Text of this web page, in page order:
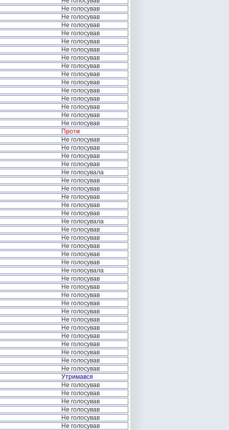
Не голосував
Не голосував
Не голосував
Не голосував
Не голосував
Не голосував
Не голосував
Не голосував
Не голосував
Не голосував
Не голосував
Не голосував
Не голосував
Не голосував
Не голосував
Проти
Не голосував
Не голосував
Не голосував
Не голосував
Не голосувала
Не голосував
Не голосував
Не голосував
Не голосував
Не голосував
Не голосувала
Не голосував
Не голосував
Не голосував
Не голосував
Не голосував
Не голосувала
Не голосував
Не голосував
Не голосував
Не голосував
Не голосував
Не голосував
Не голосував
Не голосував
Не голосував
Не голосував
Не голосував
Не голосував
Утримався
Не голосував
Не голосував
Не голосував
Не голосував
Не голосував
Не голосував